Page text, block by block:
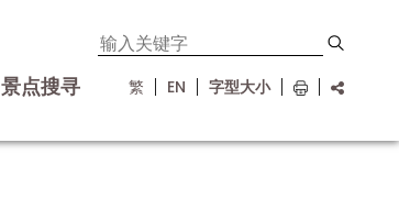
景点搜寻 繁 EN 字型大小